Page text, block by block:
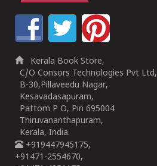
Kerala Book Store,
C/O Consors Technologies Pvt Ltd,
B-30,Pillaveedu Nagar,
Kesavadasapuram,
Pattom P O, Pin 695004
Thiruvananthapuram,
Kerala, India.
+919447945175,
+91471-2554670,